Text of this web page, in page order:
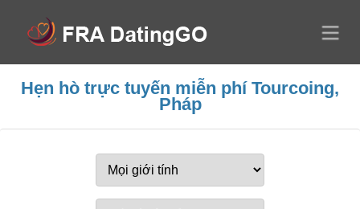
Hẹn hò trực tuyến miễn phí Tourcoing,
Pháp